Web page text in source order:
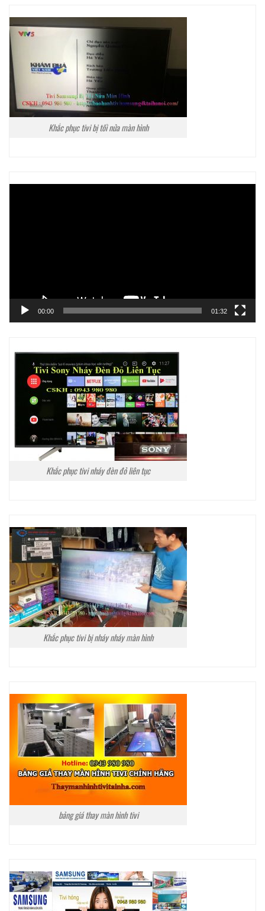
Khắc phục tivi bị tối nửa màn hình
00:00 01:32
Khắc phục tivi nháy đèn đỏ liên tục
Khắc phục tivi bị nháy nháy màn hình
bảng giá thay màn hình tivi